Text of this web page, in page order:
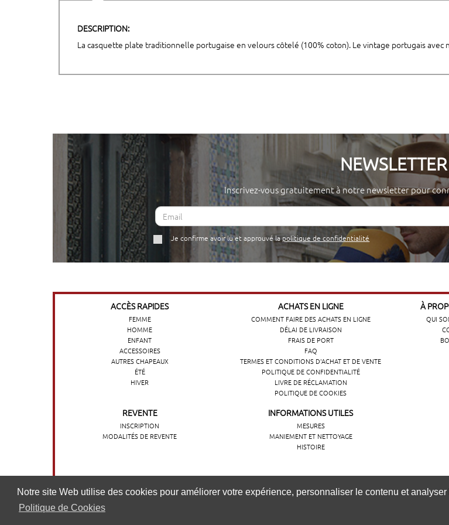
O nosso website utiliza cookies para melhorar a sua experiência de navegação, personalizar
nossaPolítica de cookies
Notre site Web utilise des cookies pour améliorer votre expérience, personnaliser le contenu et
Politique de Cookies
DESCRIPTION:
La casquette plate traditionnelle portugaise en velours côtelé (100% coton). Le vintage portugais
NEWSLETTER
Inscrivez-vous gratuitement à notre newsletter pour
Je confirme avoir lu et approuvé lapolitique de confidentialité
ACCÈS RAPIDES
FEMME
HOMME
ENFANT
ACCESSOIRES
AUTRES CHAPEAUX
ÉTÉ
HIVER
ACHATS EN LIGNE
COMMENT FAIRE DES ACHATS EN LIGNE
DÉLAI DE LIVRAISON
FRAIS DE PORT
FAQ
TERMES ET CONDITIONS D'ACHAT ET DE VENTE
POLITIQUE DE CONFIDENTIALITÉ
LIVRE DE RÉCLAMATION
POLITIQUE DE COOKIES
À
QUI
REVENTE
INSCRIPTION
MODALITÉS DE REVENTE
INFORMATIONS UTILES
MESURES
MANIEMENT ET NETTOYAGE
HISTOIRE